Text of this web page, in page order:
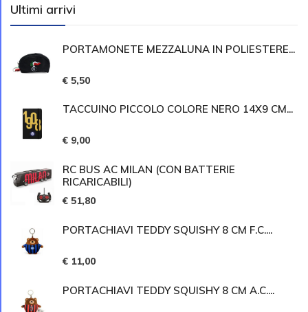
Ultimi arrivi
PORTAMONETE MEZZALUNA IN POLIESTERE...
€ 5,50
TACCUINO PICCOLO COLORE NERO 14X9 CM...
€ 9,00
RC BUS AC MILAN (CON BATTERIE
RICARICABILI)
€ 51,80
PORTACHIAVI TEDDY SQUISHY 8 CM F.C....
€ 11,00
PORTACHIAVI TEDDY SQUISHY 8 CM A.C....